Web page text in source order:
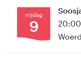
vrijdag
9